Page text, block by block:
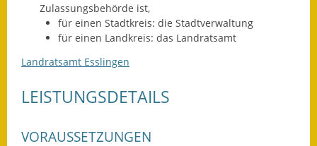
Schadensmeldung
Straßenbau
Kreisstraße
Zulassungsbehörde ist,
für einen Stadtkreis: die Stadtverwaltung
für einen Landkreis: das Landratsamt
Landratsamt Esslingen
LEISTUNGSDETAILS
VORAUSSETZUNGEN